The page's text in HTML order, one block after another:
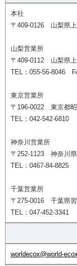
本社
〒409-0126 山梨県
山梨営業所
〒409-0112 山梨県
TEL：055-56-8046
東京営業所
〒196-0022 東京都
TEL：042-542-6810
神奈川営業所
〒252-1123 神奈川
TEL：0467-84-8825
千葉営業所
〒275-0016 千葉県
TEL：047-452-3341
worldecox@world-